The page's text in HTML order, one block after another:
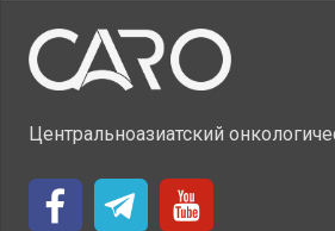
Центральноазиатский